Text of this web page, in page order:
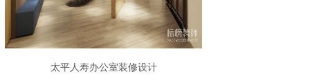
太平人寿办公室装修设计